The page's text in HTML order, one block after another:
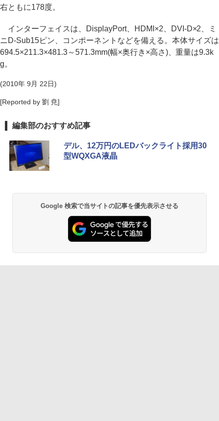
右ともに178度。
インターフェイスは、DisplayPort、HDMI×2、DVI-D×2、ミ
ニD-Sub15ピン、コンポーネントなどを備える。本体サイズは
694.5×211.3×481.3～571.3mm(幅×奥行き×高さ)、重量は9.3k
g。
(2010年 9月 22日)
[Reported by 劉 尭]
編集部のおすすめ記事
デル、12万円のLEDバックライト採用30
型WQXGA液晶
Google 検索で当サイトの記事を優先表示させる